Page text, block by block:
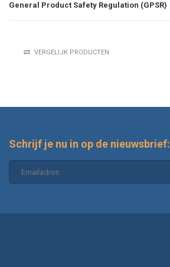
General Product Safety Regulation (GPSR)
VERGELIJK PRODUCTEN
Schrijf je nu in op de nieuwsbrief: